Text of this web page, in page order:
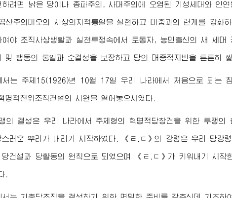
하려면 낡은 당이나 종파주의, 사대주의에 오염된 기성세대와 인
산주의대오의 사상의지적통일을 실현하고 대중과의 련계를 강화
여야 조직사상생활과 실천투쟁속에서 로동자, 농민출신의 새 세
및 행동의 통일과 순결성을 보장하고 당의 대중적지반을 튼튼히
서는 주체15(1926)년 10월 17일 우리 나라에서 처음으로 되는
명적전위조직건설의 시원을 열어놓으시였다.
의 결성은 우리 나라에서 주체형의 혁명적당창건을 위한 투쟁
러운 뿌리가 내리기 시작하였다. 《ㅌ.ㄷ》의 강령은 우리 당강
건설과 당활동의 원칙으로 되였으며 《ㅌ.ㄷ》가 키워내기 시작
.